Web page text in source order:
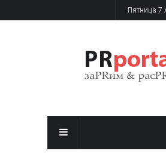
Перейти к основному содержаниюПятница 7